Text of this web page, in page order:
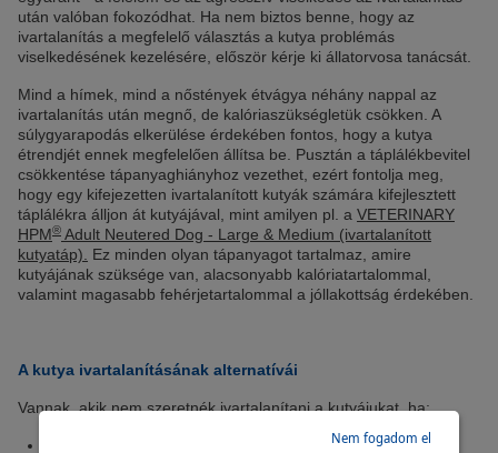
után valóban fokozódhat. Ha nem biztos benne, hogy az
ivartalanítás a megfelelő választás a kutya problémás
viselkedésének kezelésére, először kérje ki állatorvosa tanácsát.
Mind a hímek, mind a nőstények étvágya néhány nappal az
ivartalanítás után megnő, de kalóriaszükségletük csökken. A
súlygyarapodás elkerülése érdekében fontos, hogy a kutya
étrendjét ennek megfelelően állítsa be. Pusztán a táplálékbevitel
csökkentése tápanyaghiányhoz vezethet, ezért fontolja meg,
hogy egy kifejezetten ivartalanított kutyák számára kifejlesztett
táplálékra álljon át kutyájával, mint amilyen pl. a VETERINARY
HPM® Adult Neutered Dog - Large & Medium (ivartalanított
kutyatáp).
Ez minden olyan tápanyagot tartalmaz, amire
kutyájának szüksége van, alacsonyabb kalóriatartalommal,
valamint magasabb fehérjetartalommal a jóllakottság érdekében.
A kutya ivartalanításának alternatívái
Vannak, akik nem szeretnék ivartalanítani a kutyájukat, ha:
Nem fogadom el